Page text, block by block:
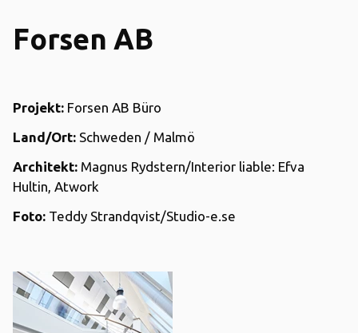
Forsen AB
Projekt: Forsen AB Büro
Land/Ort: Schweden / Malmö
Architekt: Magnus Rydstern/Interior liable: Efva
Hultin, Atwork
Foto: Teddy Strandqvist/Studio-e.se